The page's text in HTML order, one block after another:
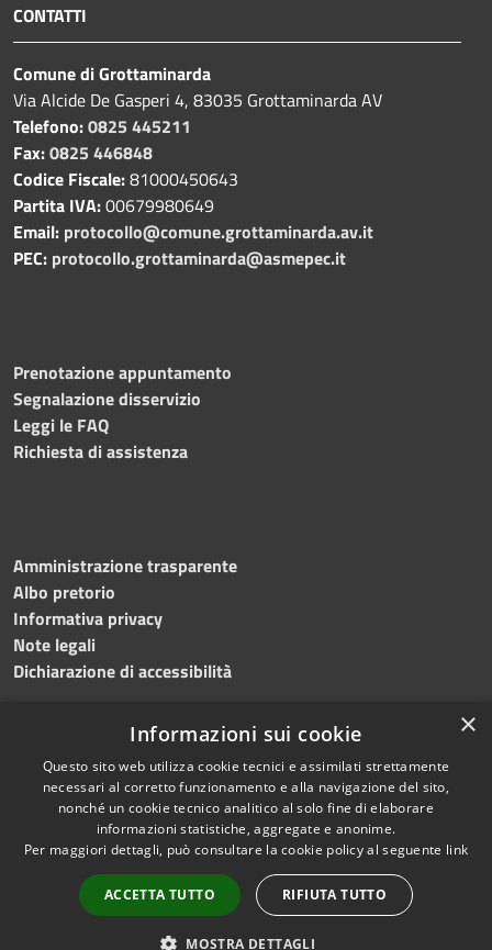
CONTATTI
Comune di Grottaminarda
Via Alcide De Gasperi 4, 83035 Grottaminarda AV
Telefono:0825 445211
Fax:0825 446848
Codice Fiscale:81000450643
Partita IVA:00679980649
Email: protocollo@comune.grottaminarda.av.it
PEC: protocollo.grottaminarda@asmepec.it
Prenotazione appuntamento
Segnalazione disservizio
Leggi le FAQ
Richiesta di assistenza
Amministrazione trasparente
Albo pretorio
Informativa privacy
Note legali
Dichiarazione di accessibilità
RSS
Accessibilità
Cookie
Mappa del sito
Numeri utili
Copyright © 2024 •
Comune diGrottaminarda
• Powered byMunicipium
•Redazione
×
Informazioni sui cookie
Questo sito web utilizza cookie tecnici e assimilati strettamente
necessari al corretto funzionamento e alla navigazione del sito,
nonché un cookie tecnico analitico al solo fine di elaborare
informazioni statistiche, aggregate e anonime.
Per maggiori dettagli, può consultare la cookie policy al seguente link
ACCETTA TUTTO RIFIUTA TUTTO
MOSTRA DETTAGLI